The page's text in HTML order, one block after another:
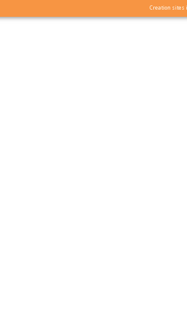
Creation